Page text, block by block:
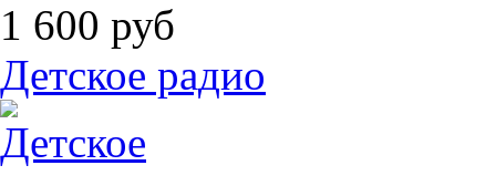
1 600 руб
Детское радио